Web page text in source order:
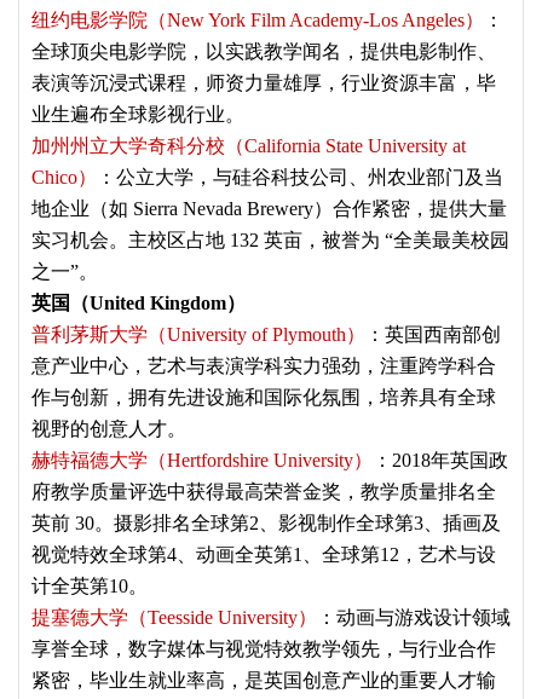
纽约电影学院（New York Film Academy-Los Angeles）
：
全球顶尖电影学院，以实践教学闻名，提供电影制作、
表演等沉浸式课程，师资力量雄厚，行业资源丰富，毕
业生遍布全球影视行业。
加州州立大学奇科分校（California State University at
Chico）
：公立大学，与硅谷科技公司、州农业部门及当
地企业（如 Sierra Nevada Brewery）合作紧密，提供大量
实习机会。主校区占地 132 英亩，被誉为 “全美最美校园
之一”。
英国（United Kingdom）
普利茅斯大学（University of Plymouth）
：英国西南部创
意产业中心，艺术与表演学科实力强劲，注重跨学科合
作与创新，拥有先进设施和国际化氛围，培养具有全球
视野的创意人才。
赫特福德大学（Hertfordshire University）
：2018年英国政
府教学质量评选中获得最高荣誉金奖，教学质量排名全
英前 30。摄影排名全球第2、影视制作全球第3、插画及
视觉特效全球第4、动画全英第1、全球第12，艺术与设
计全英第10。
提塞德大学（Teesside University）
：动画与游戏设计领域
享誉全球，数字媒体与视觉特效教学领先，与行业合作
紧密，毕业生就业率高，是英国创意产业的重要人才输